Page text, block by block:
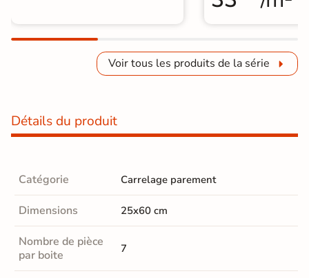
Voir tous les produits de la série
Détails du produit
Catégorie Carrelage parement
Dimensions 25x60 cm
Nombre de pièce
par boite
7